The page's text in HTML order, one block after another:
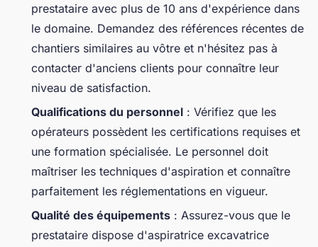
prestataire avec plus de 10 ans d'expérience dans
le domaine. Demandez des références récentes de
chantiers similaires au vôtre et n'hésitez pas à
contacter d'anciens clients pour connaître leur
niveau de satisfaction.
Qualifications du personnel : Vérifiez que les
opérateurs possèdent les certifications requises et
une formation spécialisée. Le personnel doit
maîtriser les techniques d'aspiration et connaître
parfaitement les réglementations en vigueur.
Qualité des équipements : Assurez-vous que le
prestataire dispose d'aspiratrice excavatrice